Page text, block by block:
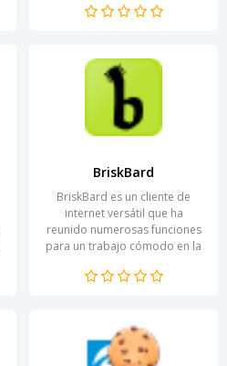
necesidades de los...
BriskBard
BriskBard es un cliente de
internet versátil que ha
reunido numerosas funciones
para un trabajo cómodo en la
pensada y a su...